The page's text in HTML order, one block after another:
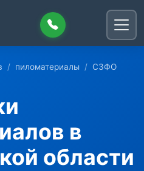
пиломатериалы
СЗФО
в
области